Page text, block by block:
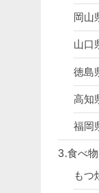
岡山
山口
徳島
高知
福岡
3.食べ物
もつ